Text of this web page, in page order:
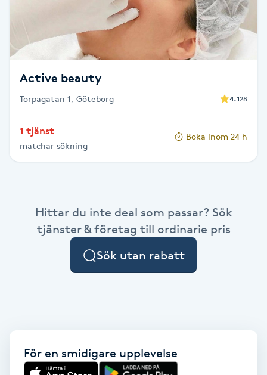
Hyaluronsyra
Idrottsmassage
Active beauty
Torpagatan 1, Göteborg 4.128
1 tjänst
matchar sökning
Boka inom 24 h
Hittar du inte deal som passar? Sök
tjänster & företag till ordinarie pris
Sök utan rabatt
För en smidigare upplevelse